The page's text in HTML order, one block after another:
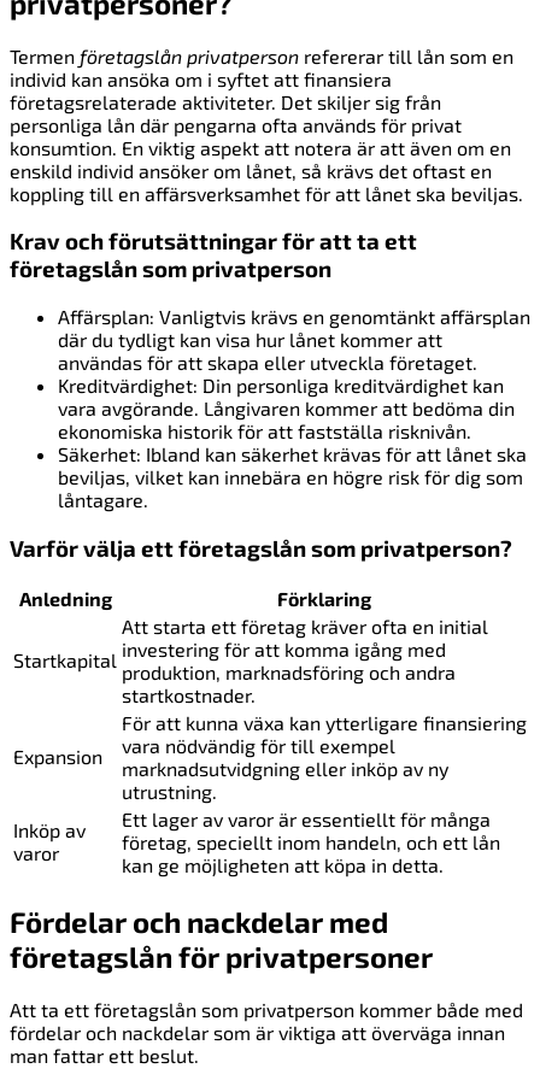
Termen företagslån privatperson refererar till lån som en
individ kan ansöka om i syftet att finansiera
företagsrelaterade aktiviteter. Det skiljer sig från
personliga lån där pengarna ofta används för privat
konsumtion. En viktig aspekt att notera är att även om en
enskild individ ansöker om lånet, så krävs det oftast en
koppling till en affärsverksamhet för att lånet ska beviljas.
Krav och förutsättningar för att ta ett
företagslån som privatperson
Affärsplan: Vanligtvis krävs en genomtänkt affärsplan
där du tydligt kan visa hur lånet kommer att
användas för att skapa eller utveckla företaget.
Kreditvärdighet: Din personliga kreditvärdighet kan
vara avgörande. Långivaren kommer att bedöma din
ekonomiska historik för att fastställa risknivån.
Säkerhet: Ibland kan säkerhet krävas för att lånet ska
beviljas, vilket kan innebära en högre risk för dig som
låntagare.
Varför välja ett företagslån som privatperson?
Anledning Förklaring
Startkapital
Att starta ett företag kräver ofta en initial
investering för att komma igång med
produktion, marknadsföring och andra
startkostnader.
Expansion
För att kunna växa kan ytterligare finansiering
vara nödvändig för till exempel
marknadsutvidgning eller inköp av ny
utrustning.
Inköp av
varor
Ett lager av varor är essentiellt för många
företag, speciellt inom handeln, och ett lån
kan ge möjligheten att köpa in detta.
Fördelar och nackdelar med
företagslån för privatpersoner
Att ta ett företagslån som privatperson kommer både med
fördelar och nackdelar som är viktiga att överväga innan
man fattar ett beslut.